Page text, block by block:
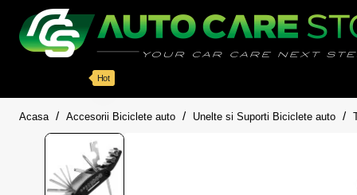
Hot
Acasa homeAccesorii Biciclete auto Unelte si Suporti Biciclete auto